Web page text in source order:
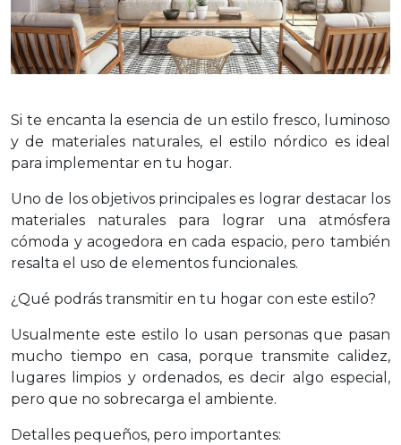
Si te encanta la esencia de un estilo fresco, luminoso
y de materiales naturales, el estilo nórdico es ideal
para implementar en tu hogar.
Uno de los objetivos principales es lograr destacar los
materiales naturales para lograr una atmósfera
cómoda y acogedora en cada espacio, pero también
resalta el uso de elementos funcionales.
¿Qué podrás transmitir en tu hogar con este estilo?
Usualmente este estilo lo usan personas que pasan
mucho tiempo en casa, porque transmite calidez,
lugares limpios y ordenados, es decir algo especial,
pero que no sobrecarga el ambiente.
Detalles pequeños, pero importantes: